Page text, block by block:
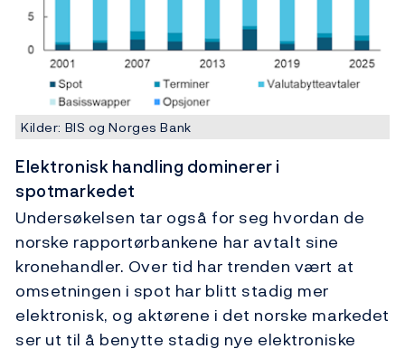
Kilder: BIS og Norges Bank
Elektronisk handling dominerer i
spotmarkedet
Undersøkelsen tar også for seg hvordan de
norske rapportørbankene har avtalt sine
kronehandler. Over tid har trenden vært at
omsetningen i spot har blitt stadig mer
elektronisk, og aktørene i det norske markedet
ser ut til å benytte stadig nye elektroniske